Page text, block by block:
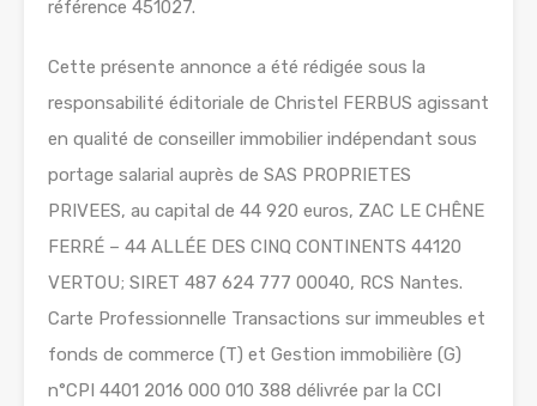
référence 451027.
Cette présente annonce a été rédigée sous la
responsabilité éditoriale de Christel FERBUS agissant
en qualité de conseiller immobilier indépendant sous
portage salarial auprès de SAS PROPRIETES
PRIVEES, au capital de 44 920 euros, ZAC LE CHÊNE
FERRÉ – 44 ALLÉE DES CINQ CONTINENTS 44120
VERTOU; SIRET 487 624 777 00040, RCS Nantes.
Carte Professionnelle Transactions sur immeubles et
fonds de commerce (T) et Gestion immobilière (G)
n°CPI 4401 2016 000 010 388 délivrée par la CCI